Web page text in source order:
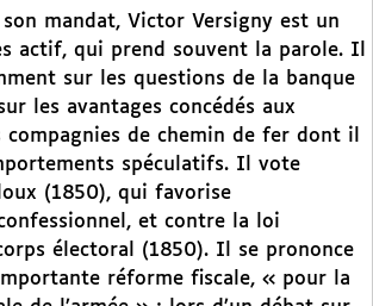
mandat, Victor Versigny est un
actif, qui prend souvent la parole. Il
sur les questions de la banque
les avantages concédés aux
compagnies de chemin de fer dont il
spéculatifs. Il vote
(1850), qui favorise
confessionnel, et contre la loi
électoral (1850). Il se prononce
réforme fiscale, « pour la